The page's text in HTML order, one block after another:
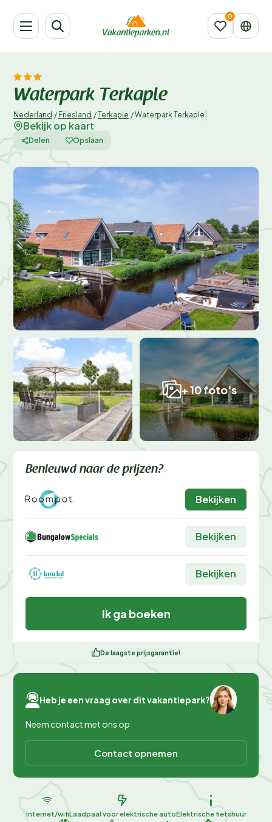
Waterpark Terkaple
Nederland / Friesland /Terkaple /Waterpark Terkaple
Bekijk op kaart
Delen Opslaan
+ 10 foto's
Benieuwd naar de prijzen?
Bekijken
Bekijken
Bekijken
Ik ga boeken
De laagste prijsgarantie!
Heb je een vraag over dit vakantiepark?
Neem contact met ons op
Contact opnemen
Internet/wifiLaadpaal voor elektrische autoElektrische fietshuur